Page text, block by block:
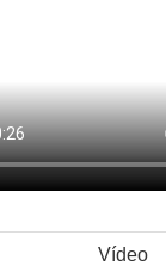
Vídeo